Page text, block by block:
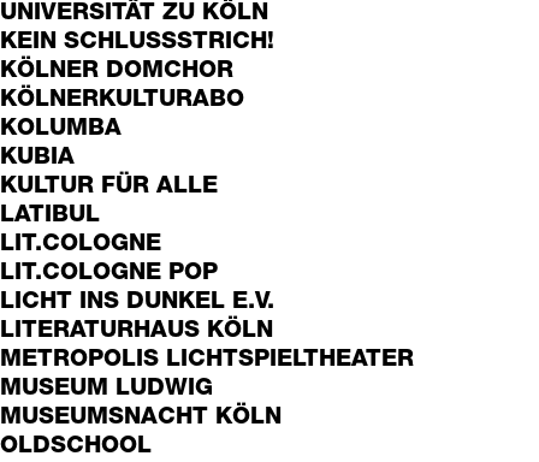
UNIVERSITÄT ZU KÖLN
KEIN SCHLUSSSTRICH!
KÖLNER DOMCHOR
KÖLNERKULTURABO
KOLUMBA
KUBIA
KULTUR FÜR ALLE
LATIBUL
LIT.COLOGNE
LIT.COLOGNE POP
LICHT INS DUNKEL E.V.
LITERATURHAUS KÖLN
METROPOLIS LICHTSPIELTHEATER
MUSEUM LUDWIG
MUSEUMSNACHT KÖLN
OLDSCHOOL